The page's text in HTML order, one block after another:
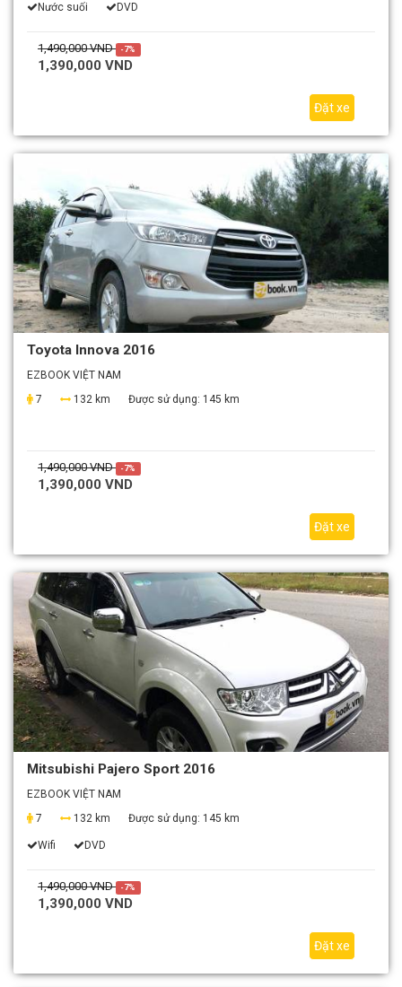
Nước suối DVD
1,490,000 VND -7%
1,390,000 VND
Đặt xe
Toyota Innova 2016
EZBOOK VIỆT NAM
7
132 km Được sử dụng: 145 km
1,490,000 VND -7%
1,390,000 VND
Đặt xe
Mitsubishi Pajero Sport 2016
EZBOOK VIỆT NAM
7
132 km Được sử dụng: 145 km
Wifi DVD
1,490,000 VND -7%
1,390,000 VND
Đặt xe